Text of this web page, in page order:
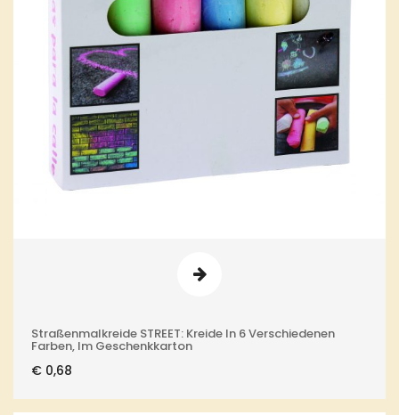
Straßenmalkreide STREET: Kreide In 6 Verschiedenen
Farben, Im Geschenkkarton
€ 0,68